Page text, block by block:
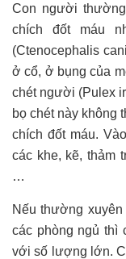
Con người
chích đốt máu
(Ctenocephalis
ở cổ, ở bụng của
chét người (Pulex
bọ chét này không
chích đốt máu.
các khe, kẽ, thảm
…
Nếu thường
các phòng ngủ thì
với số lượng lớn.